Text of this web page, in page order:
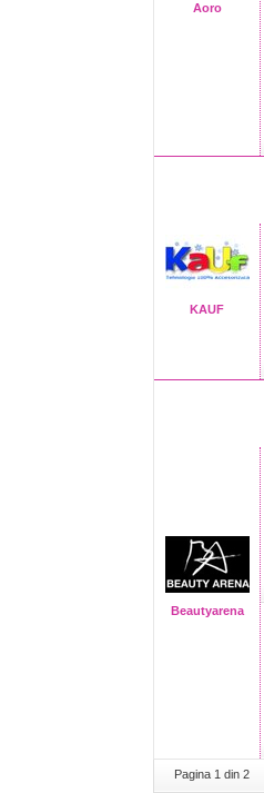
Aoro
KAUF
Beautyarena
Pagina 1 din 2